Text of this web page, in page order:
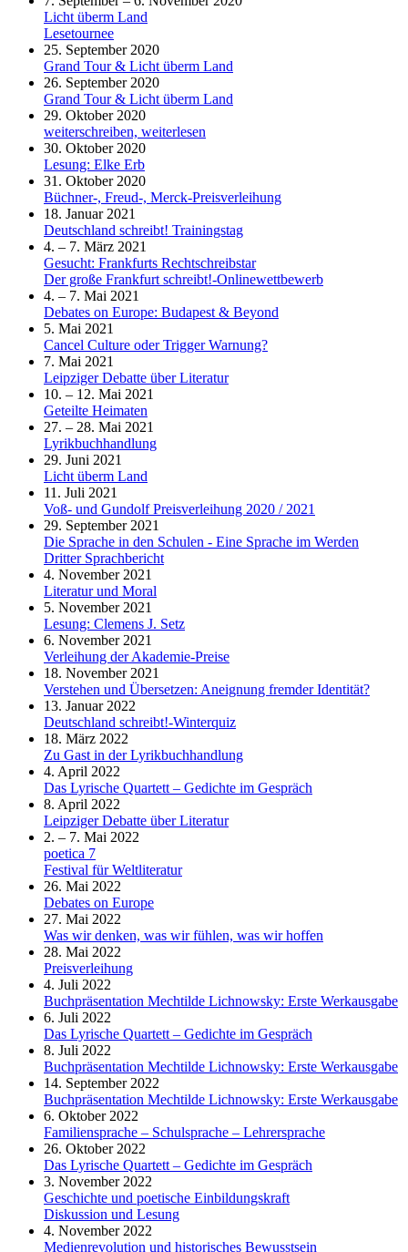
Licht überm Land
Lesetournee
25. September 2020
Grand Tour & Licht überm Land
26. September 2020
Grand Tour & Licht überm Land
29. Oktober 2020
weiterschreiben, weiterlesen
30. Oktober 2020
Lesung: Elke Erb
31. Oktober 2020
Büchner-, Freud-, Merck-Preisverleihung
18. Januar 2021
Deutschland schreibt! Trainingstag
4. – 7. März 2021
Gesucht: Frankfurts Rechtschreibstar
Der große Frankfurt schreibt!-Onlinewettbewerb
4. – 7. Mai 2021
Debates on Europe: Budapest & Beyond
5. Mai 2021
Cancel Culture oder Trigger Warnung?
7. Mai 2021
Leipziger Debatte über Literatur
10. – 12. Mai 2021
Geteilte Heimaten
27. – 28. Mai 2021
Lyrikbuchhandlung
29. Juni 2021
Licht überm Land
11. Juli 2021
Voß- und Gundolf Preisverleihung 2020 / 2021
29. September 2021
Die Sprache in den Schulen - Eine Sprache im Werden
Dritter Sprachbericht
4. November 2021
Literatur und Moral
5. November 2021
Lesung: Clemens J. Setz
6. November 2021
Verleihung der Akademie-Preise
18. November 2021
Verstehen und Übersetzen: Aneignung fremder Identität?
13. Januar 2022
Deutschland schreibt!-Winterquiz
18. März 2022
Zu Gast in der Lyrikbuchhandlung
4. April 2022
Das Lyrische Quartett – Gedichte im Gespräch
8. April 2022
Leipziger Debatte über Literatur
2. – 7. Mai 2022
poetica 7
Festival für Weltliteratur
26. Mai 2022
Debates on Europe
27. Mai 2022
Was wir denken, was wir fühlen, was wir hoffen
28. Mai 2022
Preisverleihung
4. Juli 2022
Buchpräsentation Mechtilde Lichnowsky: Erste Werkausgabe
6. Juli 2022
Das Lyrische Quartett – Gedichte im Gespräch
8. Juli 2022
Buchpräsentation Mechtilde Lichnowsky: Erste Werkausgabe
14. September 2022
Buchpräsentation Mechtilde Lichnowsky: Erste Werkausgabe
6. Oktober 2022
Familiensprache – Schulsprache – Lehrersprache
26. Oktober 2022
Das Lyrische Quartett – Gedichte im Gespräch
3. November 2022
Geschichte und poetische Einbildungskraft
Diskussion und Lesung
4. November 2022
Medienrevolution und historisches Bewusstsein